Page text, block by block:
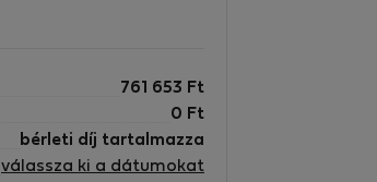
761 653 Ft
0 Ft
bérleti díj tartalmazza
válassza ki a dátumokat